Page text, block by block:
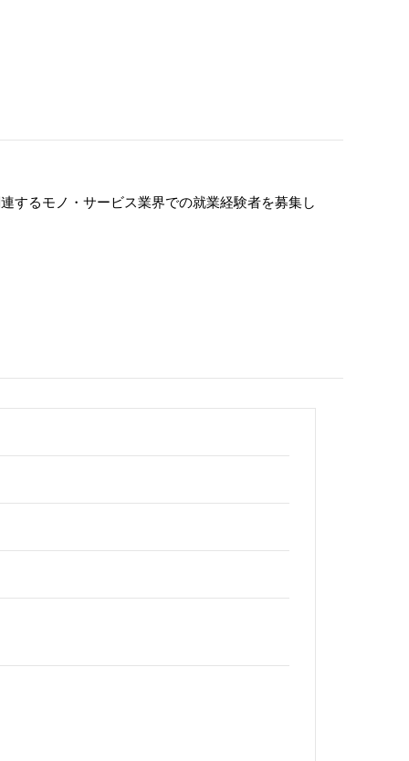
するモノ・サービス業界での就業経験者を募集し